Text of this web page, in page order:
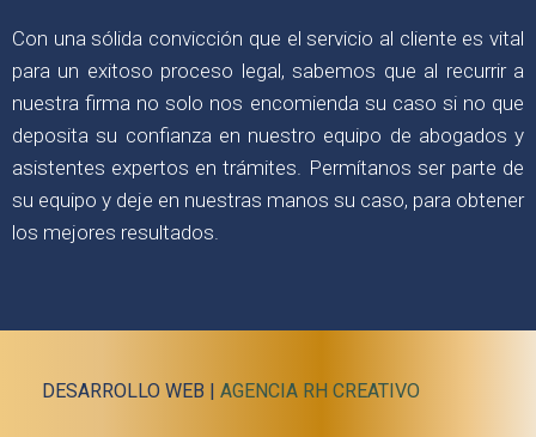
Con una sólida convicción que el servicio al cliente es vital
para un exitoso proceso legal, sabemos que al recurrir a
nuestra firma no solo nos encomienda su caso si no que
deposita su confianza en nuestro equipo de abogados y
asistentes expertos en trámites. Permítanos ser parte de
su equipo y deje en nuestras manos su caso, para obtener
los mejores resultados.
DESARROLLO WEB | AGENCIA RH CREATIVO